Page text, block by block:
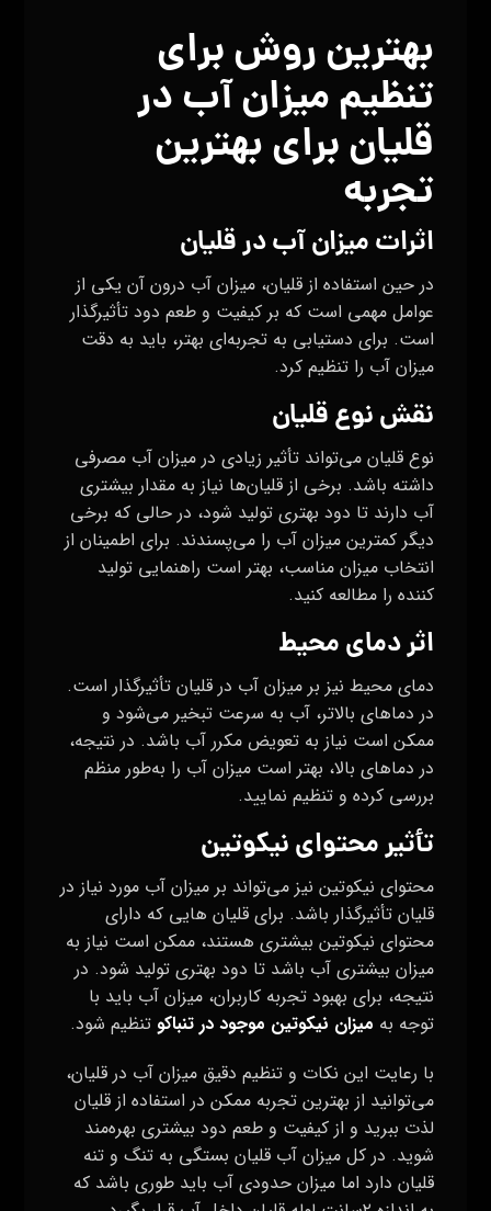
بهترین روش برای
تنظیم میزان آب در
قلیان برای بهترین
تجربه
اثرات میزان آب در قلیان
در حین استفاده از قلیان، میزان آب درون آن یکی از
عوامل مهمی است که بر کیفیت و طعم دود تأثیرگذار
است. برای دستیابی به تجربه‌ای بهتر، باید به دقت
میزان آب را تنظیم کرد.
نقش نوع قلیان
نوع قلیان می‌تواند تأثیر زیادی در میزان آب مصرفی
داشته باشد. برخی از قلیان‌ها نیاز به مقدار بیشتری
آب دارند تا دود بهتری تولید شود، در حالی که برخی
دیگر کمترین میزان آب را می‌پسندند. برای اطمینان از
انتخاب میزان مناسب، بهتر است راهنمایی تولید
کننده را مطالعه کنید.
اثر دمای محیط
دمای محیط نیز بر میزان آب در قلیان تأثیرگذار است.
در دماهای بالاتر، آب به سرعت تبخیر می‌شود و
ممکن است نیاز به تعویض مکرر آب باشد. در نتیجه،
در دماهای بالا، بهتر است میزان آب را به‌طور منظم
بررسی کرده و تنظیم نمایید.
تأثیر محتوای نیکوتین
محتوای نیکوتین نیز می‌تواند بر میزان آب مورد نیاز در
قلیان تأثیرگذار باشد. برای قلیان‌ هایی که دارای
محتوای نیکوتین بیشتری هستند، ممکن است نیاز به
میزان بیشتری آب باشد تا دود بهتری تولید شود. در
نتیجه، برای بهبود تجربه کاربران، میزان آب باید با
توجه به میزان نیکوتین موجود در تنباکو تنظیم شود.
با رعایت این نکات و تنظیم دقیق میزان آب در قلیان،
می‌توانید از بهترین تجربه ممکن در استفاده از قلیان
لذت ببرید و از کیفیت و طعم دود بیشتری بهره‌مند
شوید. در کل میزان آب قلیان بستگی به تنگ و تنه
قلیان دارد اما میزان حدودی آب باید طوری باشد که